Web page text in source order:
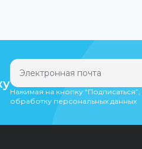
Нажимая на кнопку
обработку персональных данных